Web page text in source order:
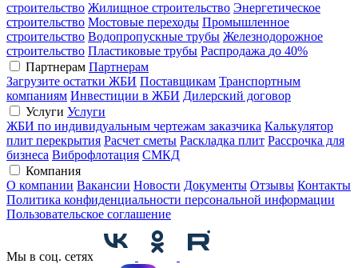
строительство Жилищное строительство Энергетическое
строительство Мостовые переходы Промышленное
строительство Водопропускные трубы Железнодорожное
строительство Пластиковые трубы Распродажа до 40%
Партнерам Партнерам
Загрузите остатки ЖБИ Поставщикам Транспортным
компаниям Инвестиции в ЖБИ Дилерский договор
Услуги Услуги
ЖБИ по индивидуальным чертежам заказчика Калькулятор
плит перекрытия Расчет сметы Раскладка плит Рассрочка для
бизнеса Виброфлотация СМКД
Компания
О компании Вакансии Новости Документы Отзывы Контакты
Политика конфиденциальности персональной информации
Пользовательское соглашение
Мы в соц. сетях